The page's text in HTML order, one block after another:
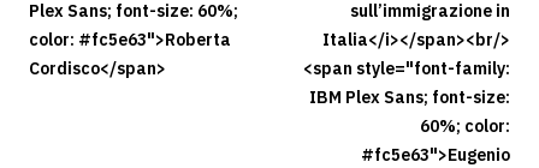
Plex Sans; font-size: 60%;
color: #fc5e63">Roberta
Cordisco</span>
sull’immigrazione in
Italia</i></span><br/>
<span style="font-family:
IBM Plex Sans; font-size:
60%; color:
#fc5e63">Eugenio